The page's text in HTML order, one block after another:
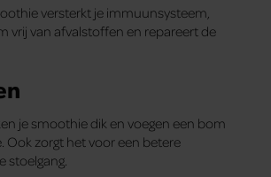
versterkt je immuunsysteem,
vrij van afvalstoffen en repareert de
je smoothie dik en voegen een bom
Ook zorgt het voor een betere
stoelgang.